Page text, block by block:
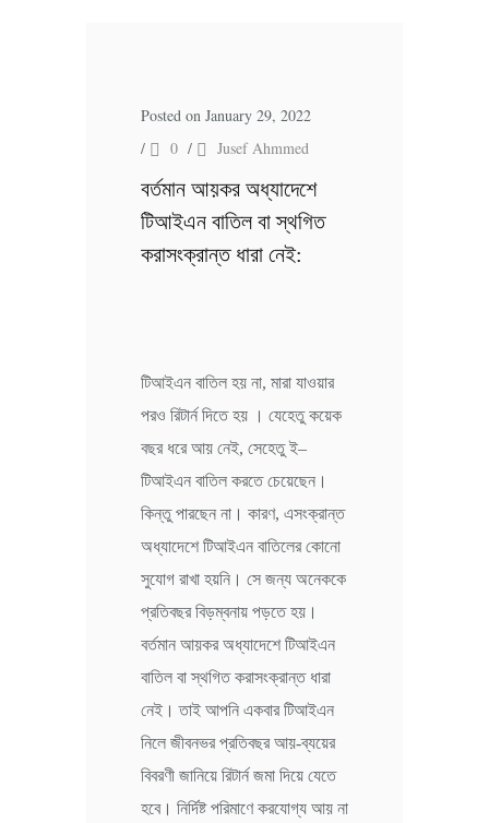
Posted on January 29, 2022
/
0 / Jusef Ahmmed
বর্তমান আয়কর অধ্যাদেশে
টিআইএন বাতিল বা স্থগিত
করাসংক্রান্ত ধারা নেই:
টিআইএন বাতিল হয় না, মারা যাওয়ার
পরও রিটার্ন দিতে হয় । যেহেতু কয়েক
বছর ধরে আয় নেই, সেহেতু ই–
টিআইএন বাতিল করতে চেয়েছেন।
কিন্তু পারছেন না। কারণ, এসংক্রান্ত
অধ্যাদেশে টিআইএন বাতিলের কোনো
সুযোগ রাখা হয়নি। সে জন্য অনেককে
প্রতিবছর বিড়ম্বনায় পড়তে হয়।
বর্তমান আয়কর অধ্যাদেশে টিআইএন
বাতিল বা স্থগিত করাসংক্রান্ত ধারা
নেই। তাই আপনি একবার টিআইএন
নিলে জীবনভর প্রতিবছর আয়-ব্যয়ের
বিবরণী জানিয়ে রিটার্ন জমা দিয়ে যেতে
হবে। নির্দিষ্ট পরিমাণে করযোগ্য আয় না